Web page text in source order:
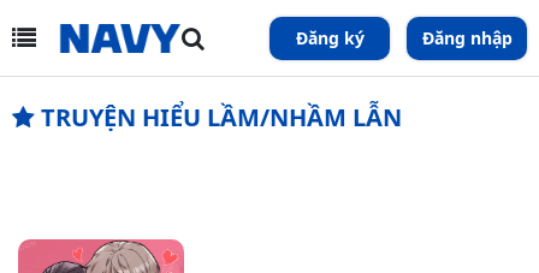
Đăng ký Đăng nhập
TRUYỆN HIỂU LẦM/NHẦM LẪN